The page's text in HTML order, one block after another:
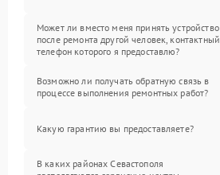
Может ли вместо меня принять устройство
после ремонта другой человек, контактный
телефон которого я предоставлю?
Возможно ли получать обратную связь в
процессе выполнения ремонтных работ?
Какую гарантию вы предоставляете?
В каких районах Севастополя